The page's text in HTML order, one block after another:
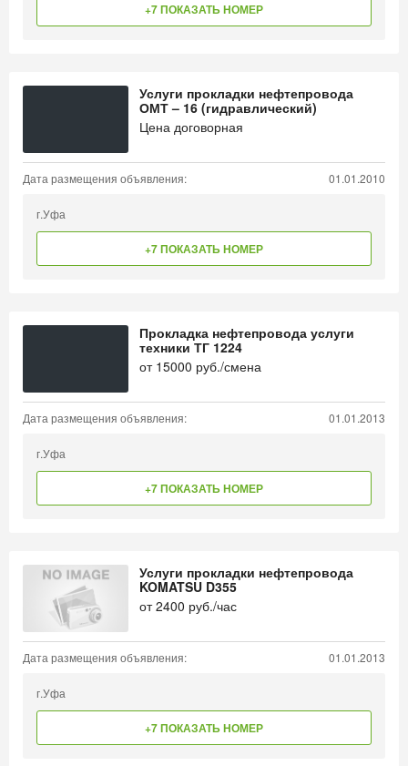
+7 ПОКАЗАТЬ НОМЕР
Услуги прокладки нефтепровода
ОМТ – 16 (гидравлический)
Цена договорная
Дата размещения объявления: 01.01.2010
г.Уфа
+7 ПОКАЗАТЬ НОМЕР
Прокладка нефтепровода услуги
техники ТГ 1224
от 15000 руб./смена
Дата размещения объявления: 01.01.2013
г.Уфа
+7 ПОКАЗАТЬ НОМЕР
Услуги прокладки нефтепровода
KOMATSU D355
от2400 руб./час
Дата размещения объявления: 01.01.2013
г.Уфа
+7 ПОКАЗАТЬ НОМЕР